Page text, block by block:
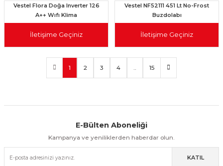
Vestel Flora Doğa Inverter 126
A++ Wıfı Klima
İletişime Geçiniz
Vestel NF52111 451 Lt No-Frost
Buzdolabı
İletişime Geçiniz
1 2 3 4 .. 15
Kolay İade & Değişim Güvenli Alışveriş
E-Bülten Aboneliği
Kampanya ve yeniliklerden haberdar olun.
KATIL